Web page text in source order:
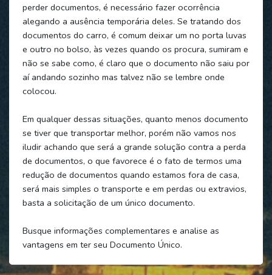
perder documentos, é necessário fazer ocorrência
alegando a ausência temporária deles. Se tratando dos
documentos do carro, é comum deixar um no porta luvas
e outro no bolso, às vezes quando os procura, sumiram e
não se sabe como, é claro que o documento não saiu por
aí andando sozinho mas talvez não se lembre onde
colocou.
Em qualquer dessas situações, quanto menos documento
se tiver que transportar melhor, porém não vamos nos
iludir achando que será a grande solução contra a perda
de documentos, o que favorece é o fato de termos uma
redução de documentos quando estamos fora de casa,
será mais simples o transporte e em perdas ou extravios,
basta a solicitação de um único documento.
Busque informações complementares e analise as
vantagens em ter seu Documento Único.